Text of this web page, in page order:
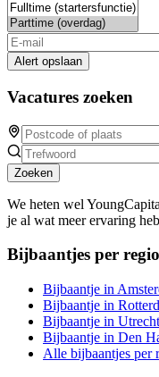
Alert opslaan
Vacatures zoeken
Zoeken
We heten wel
je al wat meer ervaring
Bijbaantjes per regio
Bijbaantje in
Bijbaantje in
Bijbaantje in Utrecht
Bijbaantje in Den
Alle bijbaantjes per